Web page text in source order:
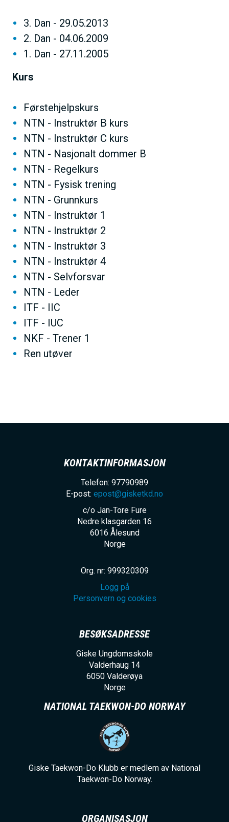
3. Dan - 29.05.2013
2. Dan - 04.06.2009
1. Dan - 27.11.2005
Kurs
Førstehjelpskurs
NTN - Instruktør B kurs
NTN - Instruktør C kurs
NTN - Nasjonalt dommer B
NTN - Regelkurs
NTN - Fysisk trening
NTN - Grunnkurs
NTN - Instruktør 1
NTN - Instruktør 2
NTN - Instruktør 3
NTN - Instruktør 4
NTN - Selvforsvar
NTN - Leder
ITF - IIC
ITF - IUC
NKF - Trener 1
Ren utøver
KONTAKTINFORMASJON
Telefon: 97790989
E-post: epost@gisketkd.no
c/o Jan-Tore Fure
Nedre klasgarden 16
6016 Ålesund
Norge
Org. nr: 999320309
Logg på
Personvern og cookies
BESØKSADRESSE
Giske Ungdomsskole
Valderhaug 14
6050 Valderøya
Norge
NATIONAL TAEKWON-DO NORWAY
Giske Taekwon-Do Klubb er medlem av National
Taekwon-Do Norway.
ORGANISASJON